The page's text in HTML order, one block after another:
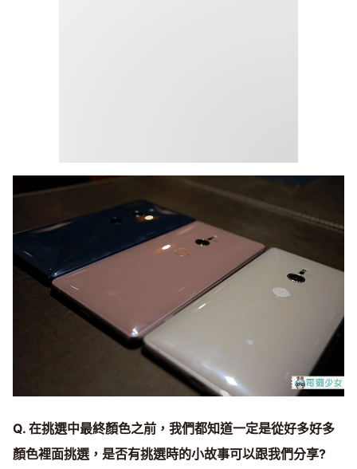
Q. 在挑選中最終顏色之前，我們都知道一定是從好多好多
顏色裡面挑選，是否有挑選時的小故事可以跟我們分享?